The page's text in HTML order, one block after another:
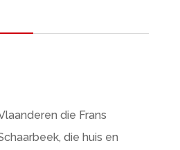
die Frans
die huis en